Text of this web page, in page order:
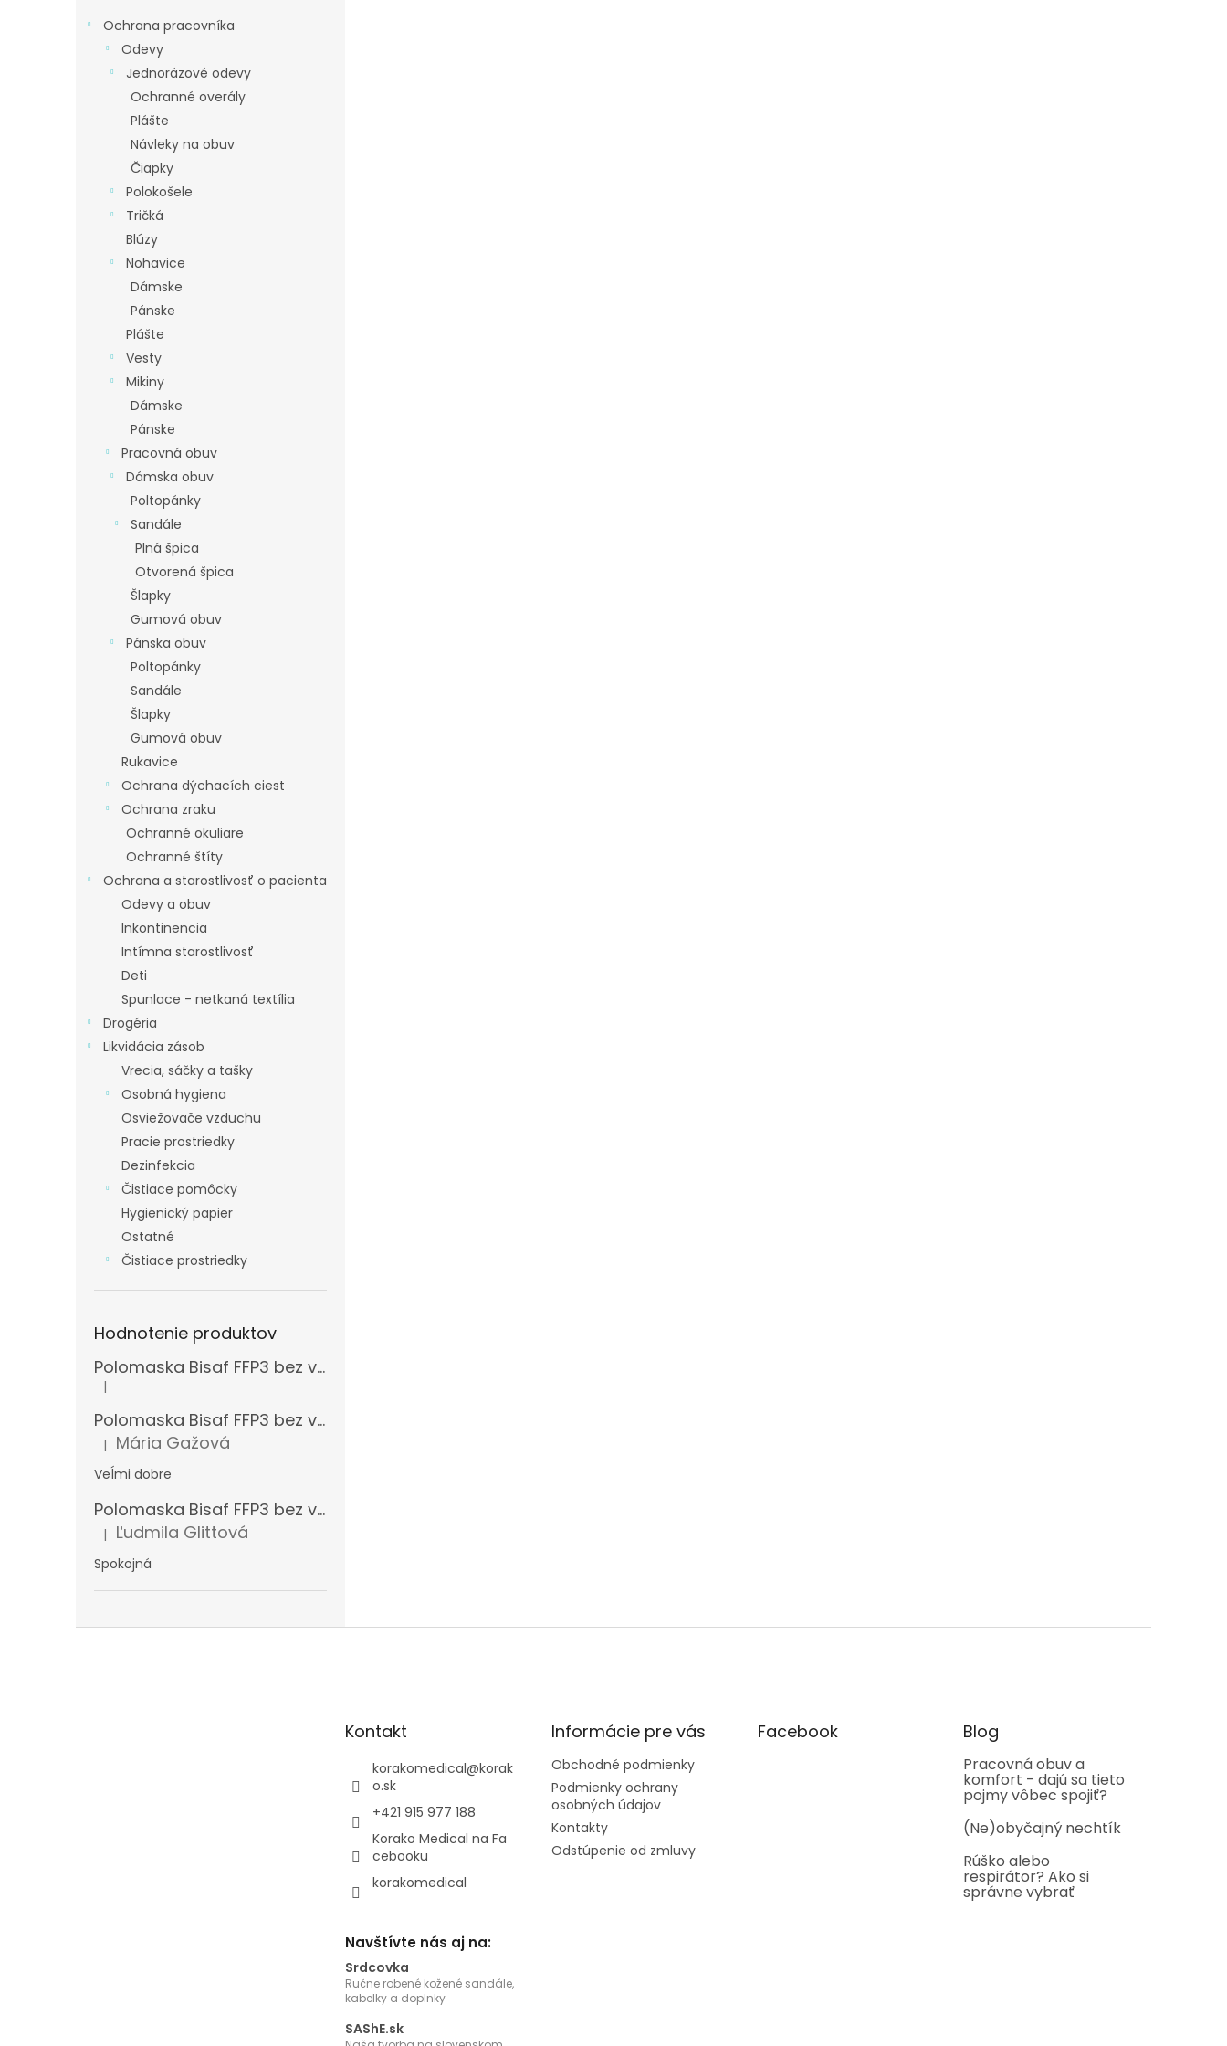
Ochrana pracovníka
Odevy
Jednorázové odevy
Ochranné overály
Plášte
Návleky na obuv
Čiapky
Polokošele
Tričká
Blúzy
Nohavice
Dámske
Pánske
Plášte
Vesty
Mikiny
Dámske
Pánske
Pracovná obuv
Dámska obuv
Poltopánky
Sandále
Plná špica
Otvorená špica
Šlapky
Gumová obuv
Pánska obuv
Poltopánky
Sandále
Šlapky
Gumová obuv
Rukavice
Ochrana dýchacích ciest
Ochrana zraku
Ochranné okuliare
Ochranné štíty
Ochrana a starostlivosť o pacienta
Odevy a obuv
Inkontinencia
Intímna starostlivosť
Deti
Spunlace - netkaná textília
Drogéria
Likvidácia zásob
Vrecia, sáčky a tašky
Osobná hygiena
Osviežovače vzduchu
Pracie prostriedky
Dezinfekcia
Čistiace pomôcky
Hygienický papier
Ostatné
Čistiace prostriedky
Hodnotenie produktov
Polomaska Bisaf FFP3 bez ventilčeka , balenie 15 ks
Hodnotenie produktu je 5 z 5 hviezdičiek.
|
Polomaska Bisaf FFP3 bez ventilčeka 99 % , balenie 1 ks
Hodnotenie produktu je 5 z 5 hviezdičiek.
| Mária Gažová
Veĺmi dobre
Polomaska Bisaf FFP3 bez ventilčeka , balenie 15 ks
Hodnotenie produktu je 5 z 5 hviezdičiek.
| Ľudmila Glittová
Spokojná
Kontakt
korakomedical@korak
o.sk
+421 915 977 188
Korako Medical na Fa
cebooku
korakomedical
Informácie pre vás
Obchodné podmienky
Podmienky ochrany
osobných údajov
Kontakty
Odstúpenie od zmluvy
Facebook Blog
Pracovná obuv a
komfort - dajú sa tieto
pojmy vôbec spojiť?
(Ne)obyčajný nechtík
Rúško alebo
respirátor? Ako si
správne vybrať
Navštívte nás aj na:
Srdcovka
Ručne robené kožené sandále,
kabelky a doplnky
SAShE.sk